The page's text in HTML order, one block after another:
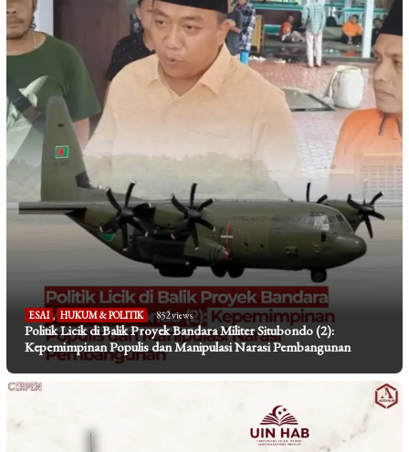
ESAI , HUKUM & POLITIK 852 views
Politik Licik di Balik Proyek Bandara Militer Situbondo (2):
Kepemimpinan Populis dan Manipulasi Narasi Pembangunan